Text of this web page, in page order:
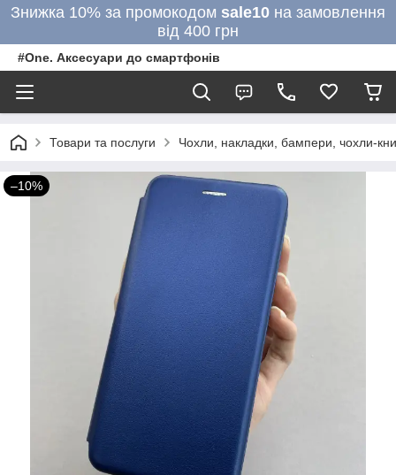
Знижка 10% за промокодом sale10 на замовлення
від 400 грн
#One. Аксесуари до смартфонів
Товари та послуги Чохли, накладки, бампери, чохли-
–10%